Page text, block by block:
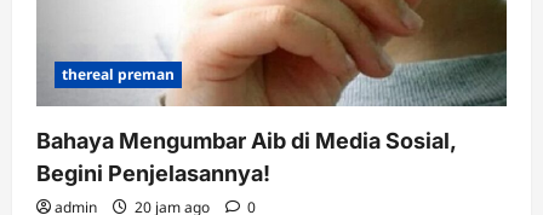
thereal preman
Bahaya Mengumbar Aib di Media Sosial,
Begini Penjelasannya!
admin 20 jam ago 0